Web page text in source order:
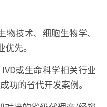
技术、细胞生物学、
先。
或生命科学相关行业
功的省代开发案例。